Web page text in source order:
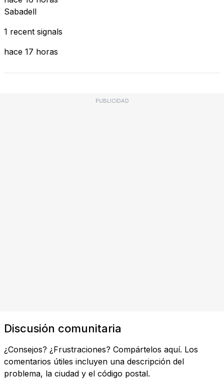
Sabadell
1 recent signals
hace 17 horas
PUBLICIDAD
Discusión comunitaria
¿Consejos? ¿Frustraciones? Compártelos aquí. Los
comentarios útiles incluyen una descripción del
problema, la ciudad y el código postal.